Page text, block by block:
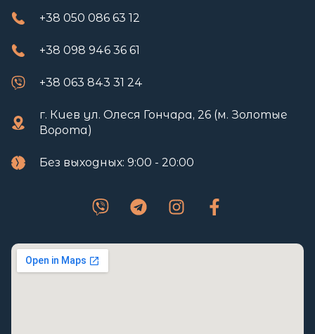
+38 050 086 63 12
+38 098 946 36 61
+38 063 843 31 24
г. Киев ул. Олеся Гончара, 26 (м. Золотые
Ворота)
Без выходных: 9:00 - 20:00